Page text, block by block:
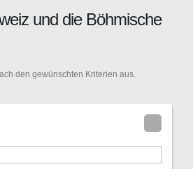
und die Böhmische
den gewünschten Kriterien aus.